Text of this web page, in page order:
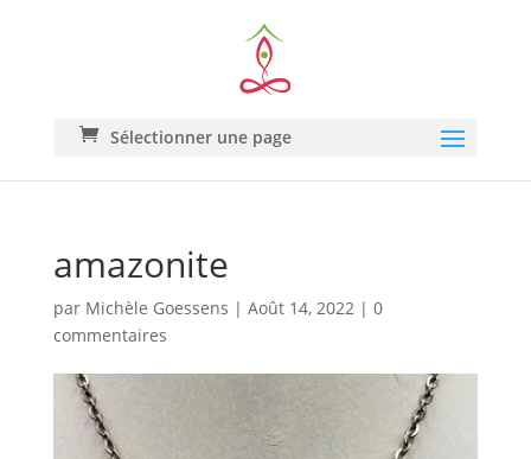
Sélectionner une page
amazonite
par Michèle Goessens | Août 14, 2022| 0
commentaires